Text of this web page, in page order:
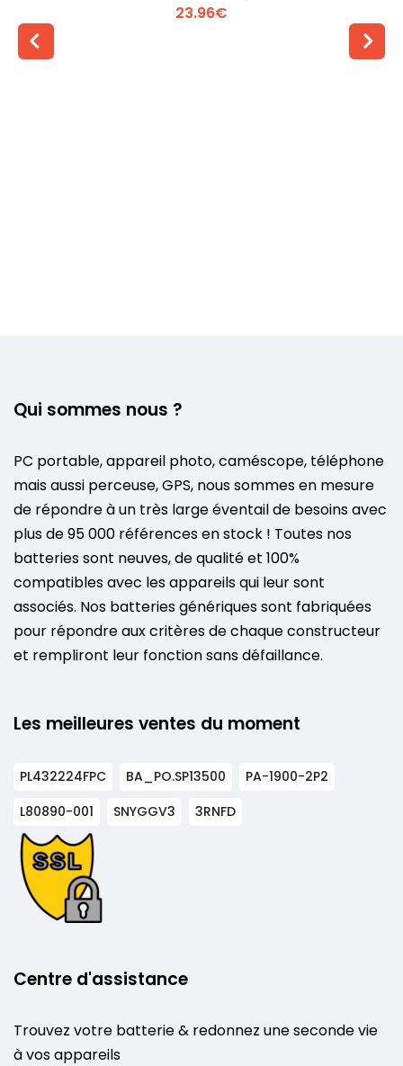
23.96€
Qui sommes nous ?
PC portable, appareil photo, caméscope, téléphone
mais aussi perceuse, GPS, nous sommes en mesure
de répondre à un très large éventail de besoins avec
plus de 95 000 références en stock ! Toutes nos
batteries sont neuves, de qualité et 100%
compatibles avec les appareils qui leur sont
associés. Nos batteries génériques sont fabriquées
pour répondre aux critères de chaque constructeur
et rempliront leur fonction sans défaillance.
Les meilleures ventes du moment
PL432224FPC BA_PO.SP13500
PA-1900-2P2
L80890-001
SNYGGV3 3RNFD
Centre d'assistance
Trouvez votre batterie & redonnez une seconde vie
à vos appareils